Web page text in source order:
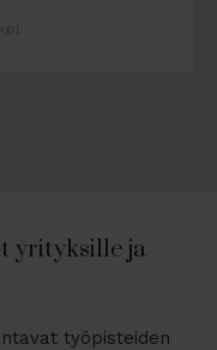
yrityksille ja
työpisteiden